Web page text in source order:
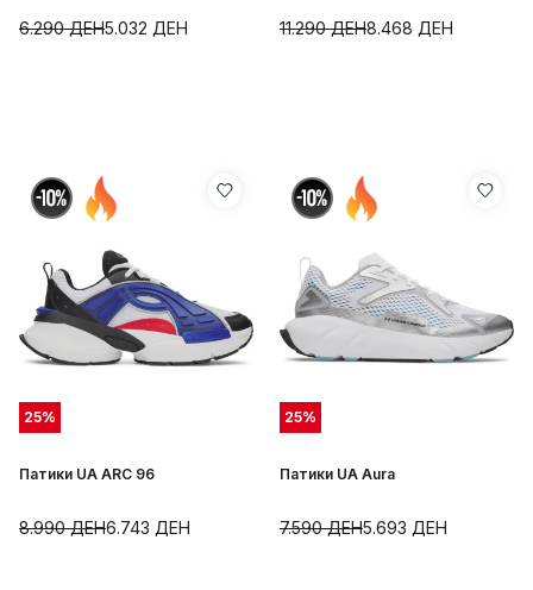
5.032 ДЕН
6.290ДЕН 8.468 ДЕН
11.290ДЕН
25%
Патики UA ARC 96
6.743 ДЕН
8.990ДЕН
25%
Патики UA Aura
5.693 ДЕН
7.590ДЕН